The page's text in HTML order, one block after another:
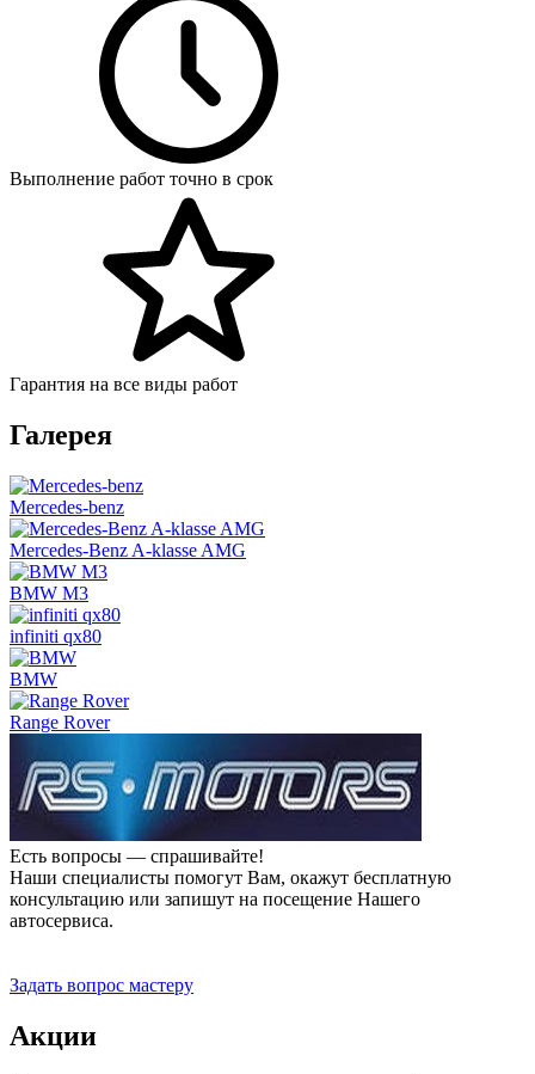
Выполнение работ точно в срок
Гарантия на все виды работ
Галерея
Mercedes-benz
Mercedes-Benz A-klasse AMG
BMW M3
infiniti qx80
BMW
Range Rover
Есть вопросы — спрашивайте!
Наши специалисты помогут Вам, окажут бесплатную
консультацию или запишут на посещение Нашего
автосервиса.
Задать вопрос мастеру
Акции